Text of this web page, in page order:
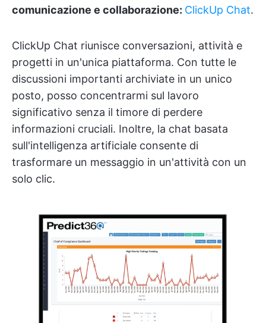
comunicazione e collaborazione: ClickUp Chat.
ClickUp Chat riunisce conversazioni, attività e
progetti in un'unica piattaforma. Con tutte le
discussioni importanti archiviate in un unico
posto, posso concentrarmi sul lavoro
significativo senza il timore di perdere
informazioni cruciali. Inoltre, la chat basata
sull'intelligenza artificiale consente di
trasformare un messaggio in un'attività con un
solo clic.